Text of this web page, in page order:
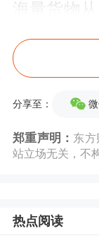
海量货物
辐射欧亚
跑全国。
“长期以来
道、小外
地加工率
分享至：
郑重声明： 东方
站立场无关，不
热点阅读